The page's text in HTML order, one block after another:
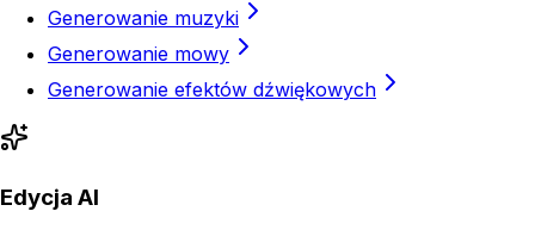
Generowanie muzyki
Generowanie mowy
Generowanie efektów dźwiękowych
Edycja AI